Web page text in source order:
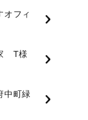
オフィ
T様
中町緑